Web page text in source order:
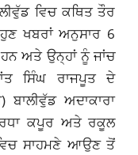
ਵਿਚ ਕਥਿਤ ਤੌਰ
ਖਬਰਾਂ ਅਨੁਸਾਰ 6
ਹਨ ਅਤੇ ਉਨ੍ਹਾਂ ਨੂੰ ਜਾਂਚ
ਸਿੰਘ ਰਾਜਪੂਤ ਦੇ
ਅਦਾਕਾਰਾ
ਕਪੂਰ ਅਤੇ ਰਕੂਲ
ਸਾਹਮਣੇ ਆਉਣ ਤੋਂ